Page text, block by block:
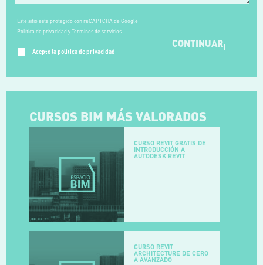
Este sitio está protegido con reCAPTCHA de Google
Política de privacidad y Terminos de servicios
Acepto la política de privacidad
CONTINUAR
CURSOS BIM MÁS VALORADOS
CURSO REVIT GRATIS DE
INTRODUCCIÓN A
AUTODESK REVIT
CURSO REVIT
ARCHITECTURE DE CERO
A AVANZADO